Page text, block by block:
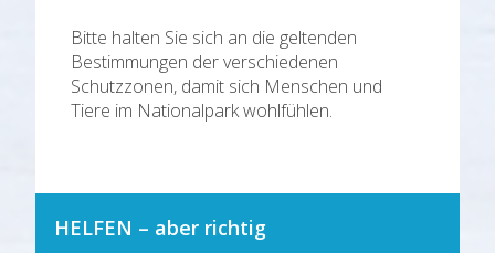
Bitte halten Sie sich an die geltenden
Bestimmungen der verschiedenen
Schutzzonen, damit sich Menschen und
Tiere im Nationalpark wohlfühlen.
HELFEN – aber richtig